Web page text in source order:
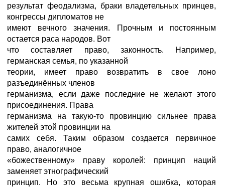
результат феодализма, браки владетельных принцев,
конгрессы дипломатов не
имеют вечного значения. Прочным и постоянным
остается раса народов. Вот
что составляет право, законность. Например,
германская семья, по указанной
теории, имеет право возвратить в свое лоно
разъединённых членов
германизма, если даже последние не желают этого
присоединения. Права
германизма на такую-то провинцию сильнее права
жителей этой провинции на
самих себя. Таким образом создается первичное
право, аналогичное
«божественному» праву королей: принцип наций
заменяет этнографический
принцип. Но это весьма крупная ошибка, которая